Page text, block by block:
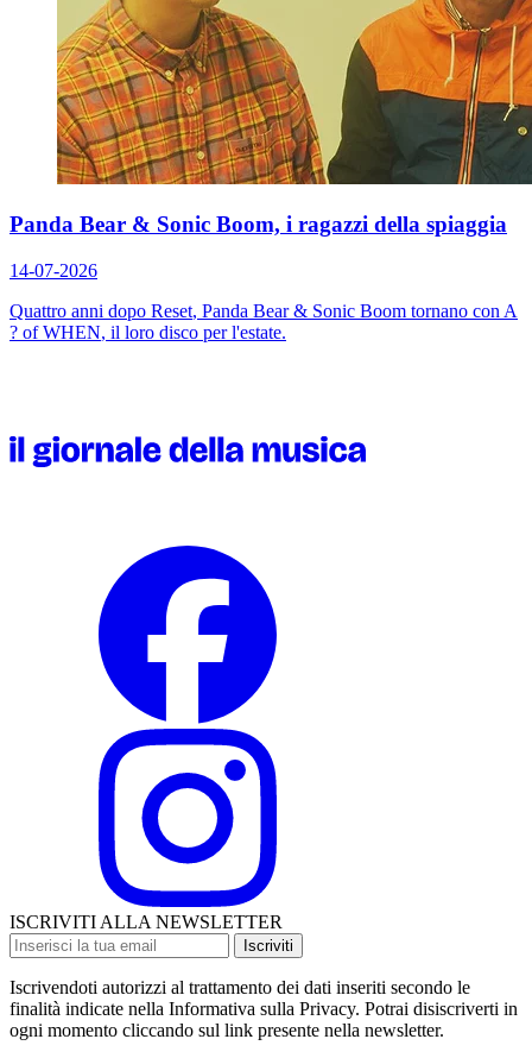
Panda Bear & Sonic Boom, i ragazzi della spiaggia
14-07-2026
Quattro anni dopo Reset, Panda Bear & Sonic Boom tornano con A
? of WHEN, il loro disco per l'estate.
ISCRIVITI ALLA NEWSLETTER
Iscriviti
Iscrivendoti autorizzi al trattamento dei dati inseriti secondo le
finalità indicate nella Informativa sulla Privacy. Potrai disiscriverti in
ogni momento cliccando sul link presente nella newsletter.